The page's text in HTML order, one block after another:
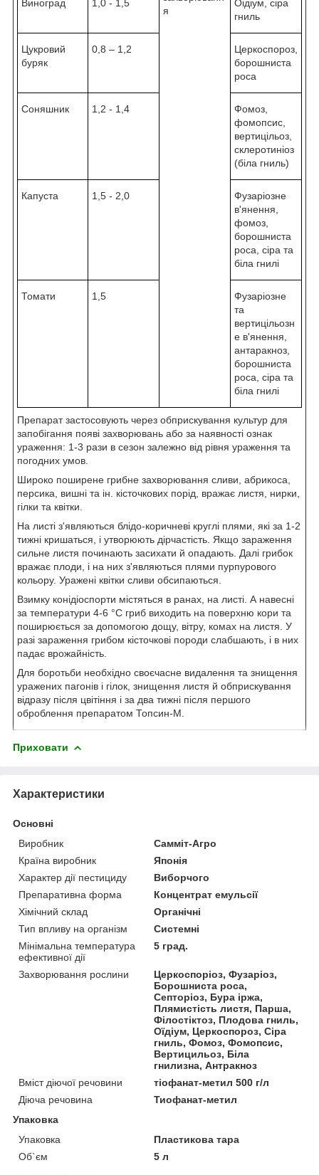
я
Виноград 1,0 - 1,5
Оідіум, сіра
гниль
Цукровий
буряк
0,8 – 1,2
Церкоспороз,
борошниста
роса
Соняшник 1,2 - 1,4
Фомоз,
фомопсис,
вертицільоз,
склеротиніоз
(біла гниль)
Капуста 1,5 - 2,0
Фузаріозне
в'янення,
фомоз,
борошниста
роса, сіра та
біла гнилі
Томати 1,5
Фузаріозне
та
вертицільозн
е в'янення,
антаракноз,
борошниста
роса, сіра та
біла гнилі
Препарат застосовують через обприскування культур для
запобігання появі захворювань або за наявності ознак
ураження: 1-3 рази в сезон залежно від рівня ураження та
погодних умов.
Широко поширене грибне захворювання сливи, абрикоса,
персика, вишні та ін. кісточкових порід, вражає листя, нирки,
гілки та квітки.
На листі з'являються блідо-коричневі круглі плями, які за 1-2
тижні кришаться, і утворюють дірчастість. Якщо зараження
сильне листя починають засихати й опадають. Далі грибок
вражає плоди, і на них з'являються плями пурпурового
кольору. Уражені квітки сливи обсипаються.
Взимку конідіоспорти містяться в ранах, на листі. А навесні
за температури 4-6 °C гриб виходить на поверхню кори та
поширюється за допомогою дощу, вітру, комах на листя. У
разі зараження грибом кісточкові породи слабшають, і в них
падає врожайність.
Для боротьби необхідно своєчасне видалення та знищення
уражених пагонів і гілок, знищення листя й обприскування
відразу після цвітіння і за два тижні після першого
оброблення препаратом Топсин-М.
Приховати
Характеристики
Основні
Виробник
Самміт-Агро
Країна виробник
Японія
Характер дії пестициду
Виборчого
Препаративна форма
Концентрат емульсії
Хімічний склад
Органічні
Тип впливу на організм
Системні
Мінімальна температура
ефективної дії
5 град.
Захворювання рослини
Церкоспоріоз, Фузаріоз,
Борошниста роса,
Септоріоз, Бура іржа,
Плямистість листя, Парша,
Філостіктоз, Плодова гниль,
Оїдіум, Церкоспороз, Сіра
гниль, Фомоз, Фомопсис,
Вертицильоз, Біла
гнилизна, Антракноз
Вміст діючої речовини
тіофанат-метил 500 г/л
Діюча речовина
Тиофанат-метил
Упаковка
Упаковка
Пластикова тара
Об`єм
5 л